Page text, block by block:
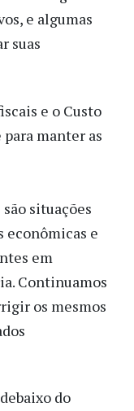
e algumas
suas
e o Custo
manter as
situações
e
em
Continuamos
os mesmos
do